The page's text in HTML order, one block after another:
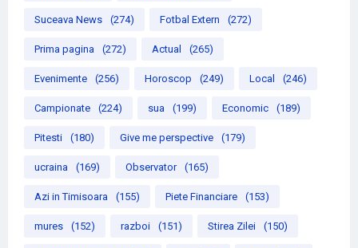
Suceava News (274) Fotbal Extern (272)
Prima pagina (272) Actual (265)
Evenimente (256) Horoscop (249) Local (246)
Campionate (224) sua (199) Economic (189)
Pitesti (180) Give me perspective (179)
ucraina (169) Observator (165)
Azi in Timisoara (155) Piete Financiare (153)
mures (152) razboi (151) Stirea Zilei (150)